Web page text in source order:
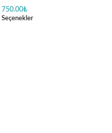
750.00₺
Seçenekler